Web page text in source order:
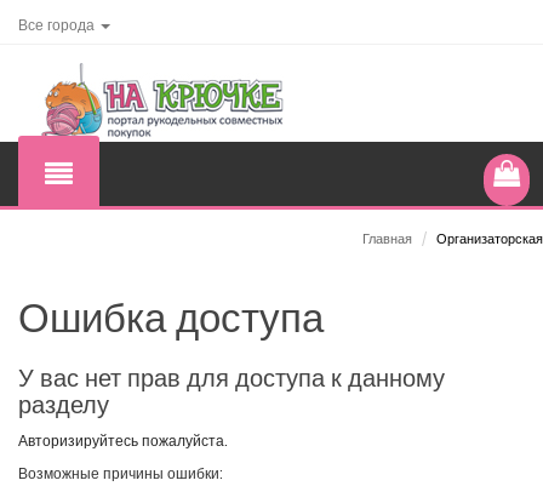
Все города
Главная / Организаторская
Ошибка доступа
У вас нет прав для доступа к данному
разделу
Авторизируйтесь пожалуйста.
Возможные причины ошибки: